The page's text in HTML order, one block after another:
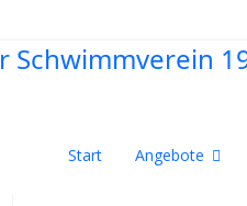
Start Angebote